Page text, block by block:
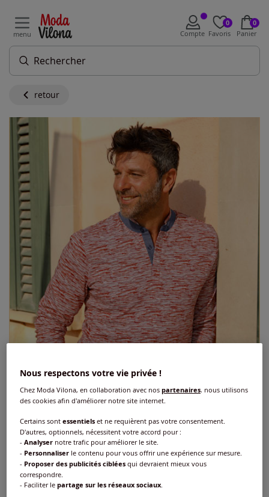
menu Compte
0
Favoris
0
Panier
retour
T-shirt à manches longues col montant
Nous respectons votre vie privée !
Chez Moda Vilona, en collaboration avec nospartenaires, nous utilisons
des cookies afin d'améliorer notre site internet.
Certains sontessentiels et ne requièrent pas votre consentement.
D'autres, optionnels, nécessitent votre accord pour :
-Analyser notre trafic pour améliorer le site.
- Personnaliser le contenu pour vous offrir une expérience sur mesure.
- Proposer des publicités ciblées qui devraient mieux vous
correspondre.
- Faciliter lepartage sur les réseaux sociaux